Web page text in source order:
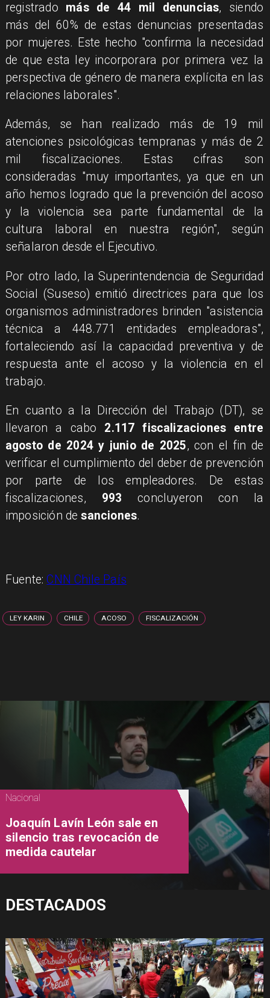
registrado más de 44 mil denuncias, siendo
más del 60% de estas denuncias presentadas
por mujeres. Este hecho "confirma la necesidad
de que esta ley incorporara por primera vez la
perspectiva de género de manera explícita en las
relaciones laborales".
Además, se han realizado más de 19 mil
atenciones psicológicas tempranas y más de 2
mil fiscalizaciones. Estas cifras son
consideradas "muy importantes, ya que en un
año hemos logrado que la prevención del acoso
y la violencia sea parte fundamental de la
cultura laboral en nuestra región", según
señalaron desde el Ejecutivo.
Por otro lado, la Superintendencia de Seguridad
Social (Suseso) emitió directrices para que los
organismos administradores brinden "asistencia
técnica a 448.771 entidades empleadoras",
fortaleciendo así la capacidad preventiva y de
respuesta ante el acoso y la violencia en el
trabajo.
En cuanto a la Dirección del Trabajo (DT), se
llevaron a cabo 2.117 fiscalizaciones entre
agosto de 2024 y junio de 2025, con el fin de
verificar el cumplimiento del deber de prevención
por parte de los empleadores. De estas
fiscalizaciones, 993 concluyeron con la
imposición desanciones.
Fuente:CNN Chile País
LEY KARIN CHILE ACOSO FISCALIZACIÓN
Nacional
Joaquín Lavín León sale en
silencio tras revocación de
medida cautelar
DESTACADOS